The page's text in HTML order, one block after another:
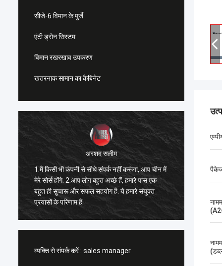
सीजे-6 विमान के पुर्जे
एंटी ड्रोन सिस्टम
विमान रखरखाव उपकरण
खतरनाक सामान का कैबिनेट
अरशद सलीम
1.मैं किसी भी कंपनी से सीधे संपर्क नहीं करूंगा, आप चीन में
मेरे सोर्स होंगे. 2.आप लोग बहुत अच्छे हैं, हमारे पास एक
बहुत ही सुचारू और सफल सहयोग है. ये हमारे संयुक्त
प्रयासों के परिणाम हैं.
1सबसे
बीच
व्यक्ति से संपर्क करें : sales manager